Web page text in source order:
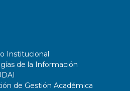
Institucional
de la Información
de Gestión Académica